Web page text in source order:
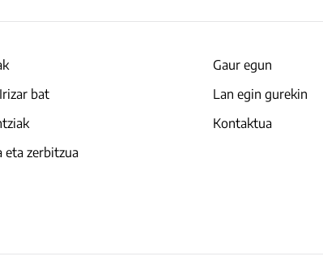
bat
eta zerbitzua
Gaur egun
Lan egin gurekin
Kontaktua